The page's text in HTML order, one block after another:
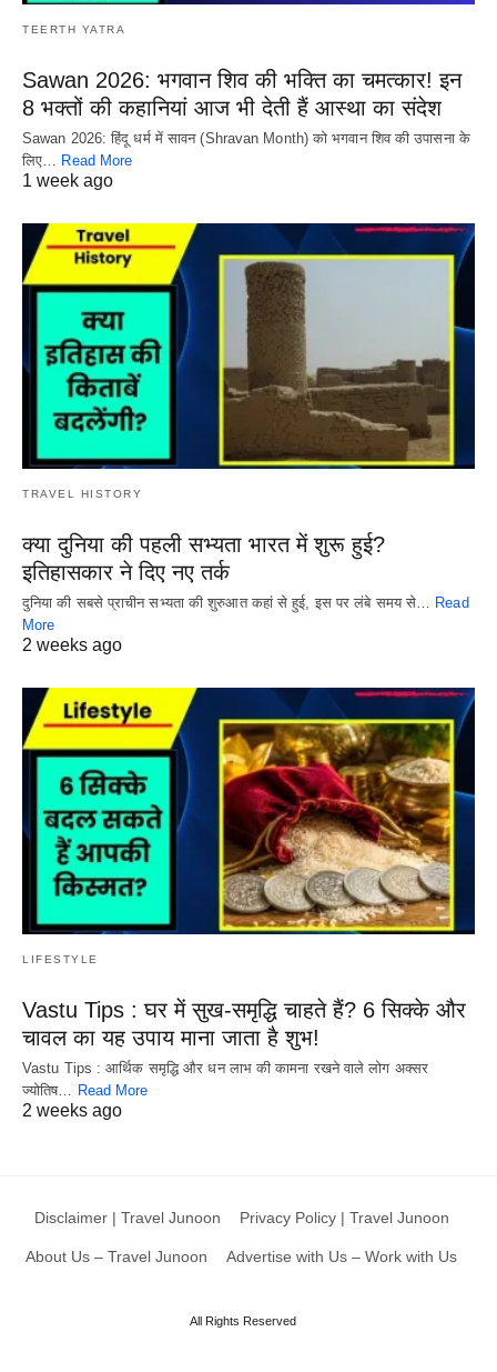
TEERTH YATRA
Sawan 2026: भगवान शिव की भक्ति का चमत्कार! इन
8 भक्तों की कहानियां आज भी देती हैं आस्था का संदेश
Sawan 2026: हिंदू धर्म में सावन (Shravan Month) को भगवान शिव की उपासना के
लिए… Read More
1 week ago
TRAVEL HISTORY
क्या दुनिया की पहली सभ्यता भारत में शुरू हुई?
इतिहासकार ने दिए नए तर्क
दुनिया की सबसे प्राचीन सभ्यता की शुरुआत कहां से हुई, इस पर लंबे समय से… Read
More
2 weeks ago
LIFESTYLE
Vastu Tips : घर में सुख-समृद्धि चाहते हैं? 6 सिक्के और
चावल का यह उपाय माना जाता है शुभ!
Vastu Tips : आर्थिक समृद्धि और धन लाभ की कामना रखने वाले लोग अक्सर
ज्योतिष… Read More
2 weeks ago
Disclaimer | Travel Junoon Privacy Policy | Travel Junoon
About Us – Travel Junoon Advertise with Us – Work with Us
All Rights Reserved